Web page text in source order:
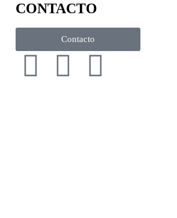
CONTACTO
Contacto